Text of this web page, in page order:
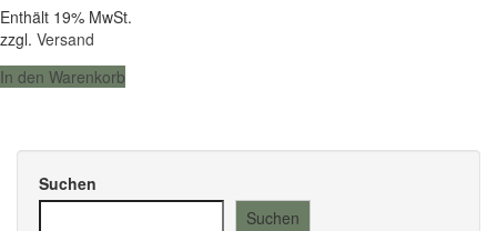
Enthält 19% MwSt.
zzgl. Versand
In den Warenkorb
Suchen
Suchen